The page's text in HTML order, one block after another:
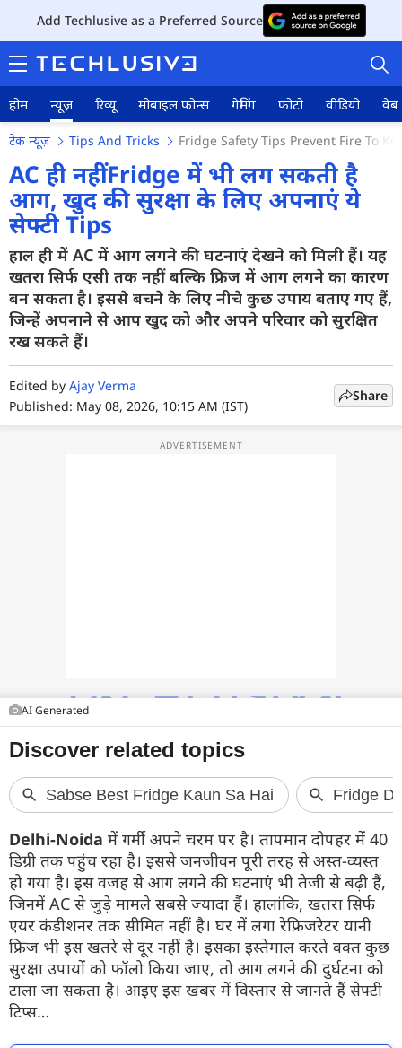
Add Techlusive as a Preferred Source
होम न्यूज़ रिव्यू मोबाइल फोन्स गेमिंग फोटो वीडियो वेब
होम
न्यूज़
रिव्यू
मोबाइल फोन्स
गेमिंग
फोटो
टेक न्यूज़ Tips And Tricks Fridge Safety Tips Prevent Fire To
AC ही नहीं Fridge में भी लग सकती है
आग, खुद की सुरक्षा के लिए अपनाएं ये
सेफ्टी Tips
हाल ही में AC में आग लगने की घटनाएं देखने को मिली हैं। यह
खतरा सिर्फ एसी तक नहीं बल्कि फ्रिज में आग लगने का कारण
बन सकता है। इससे बचने के लिए नीचे कुछ उपाय बताए गए हैं,
जिन्हें अपनाने से आप खुद को और अपने परिवार को सुरक्षित
रख सकते हैं।
Edited by Ajay Verma
Published: May 08, 2026, 10:15 AM (IST)
Share
AI Generated
Delhi-Noida में गर्मी अपने चरम पर है। तापमान दोपहर में 40
डिग्री तक पहुंच रहा है। इससे जनजीवन पूरी तरह से अस्त-व्यस्त
हो गया है। इस वजह से आग लगने की घटनाएं भी तेजी से बढ़ी हैं,
जिनमें AC से जुड़े मामले सबसे ज्यादा हैं। हालांकि, खतरा सिर्फ
एयर कंडीशनर तक सीमित नहीं है। घर में लगा रेफ्रिजरेटर यानी
फ्रिज भी इस खतरे से दूर नहीं है। इसका इस्तेमाल करते वक्त कुछ
सुरक्षा उपायों को फॉलो किया जाए, तो आग लगने की दुर्घटना को
टाला जा सकता है। आइए इस खबर में विस्तार से जानते हैं सेफ्टी
टिप्स…